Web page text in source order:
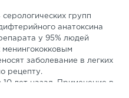
групп
анатоксина
у 95% людей
менингококковым
заболевание в легких
рецепту.
лет назад. Применение в
формирует иммунитет